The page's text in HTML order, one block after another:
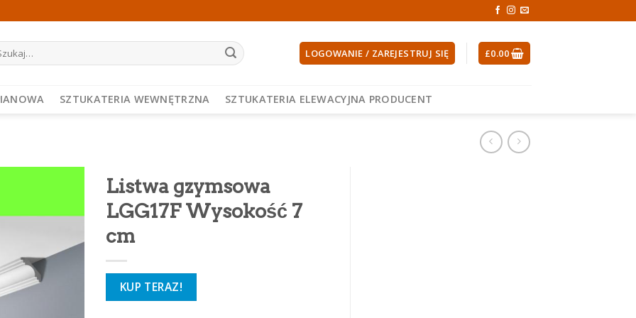
LOGOWANIE / ZAREJESTRUJ SIĘ £0.00
SZTUKATERIA WEWNĘTRZNA SZTUKATERIA ELEWACYJNA PRODUCENT
Listwa gzymsowa
LGG17F Wysokość 7
cm
KUP TERAZ!